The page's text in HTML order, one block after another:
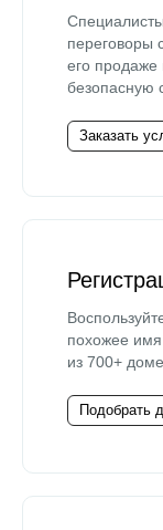
переговоры
его продаже
безопасную
Заказать
похожее
из 700+
Подобрать